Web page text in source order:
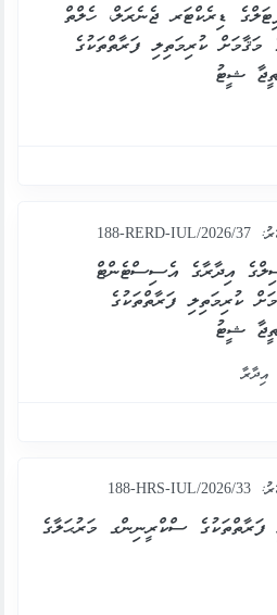
ޑިރެކްޓަރ ޖެނެރަލް، ހެލްތް
ކުރިމަތިލި ފަރާތްތަކުގެ
ޝީޓު
188-RERD-IUL/2026/37
އިދާރާގެ އެސިސްޓެންޓް
ކުރިމަތިލި ފަރާތްތަކުގެ
ޝީޓު
އިދާރާ
188-HRS-IUL/2026/33
ފަރާތްތަކުގެ ސްކްރީނިންގ މަރުޙަލާގެ